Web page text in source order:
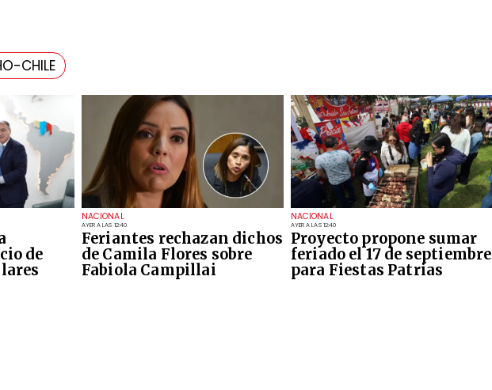
de
NACIONAL
AYER A LAS 12:40
Feriantes rechazan dichos
de Camila Flores sobre
Fabiola Campillai
NACIONAL
AYER A LAS 12:40
Proyecto propone sumar
feriado el 17 de septiembre
para Fiestas Patrias
CHILE